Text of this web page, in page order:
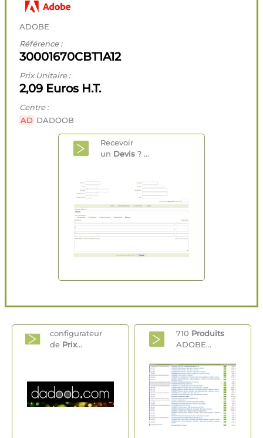
ADOBE
Référence :
30001670CBT1A12
Prix Unitaire :
2,09 Euros H.T.
Centre :
AD DADOOB
Recevoir
un Devis ? ...
configurateur
de Prix...
710 Produits
ADOBE...